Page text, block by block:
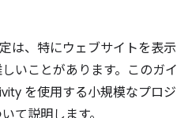
は、特にウェブサイトを表示
いことがあります。このガイ
を使用する小規模なプロジ
て説明します。